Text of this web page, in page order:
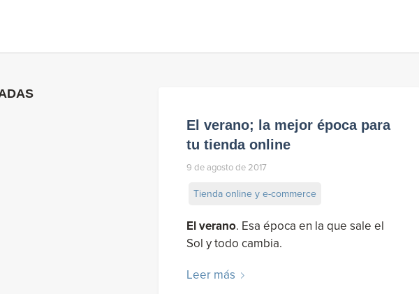
El verano; la mejor época para
tu tienda online
9 de agosto de 2017
Tienda online y e-commerce
El verano. Esa época en la que sale el
Sol y todo cambia.
Leer más